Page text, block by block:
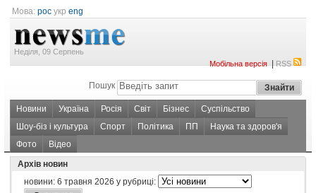
Мова: рос укр eng
Неділя, 09 Серпень
Мобільна версія|RSS
Пошук
Новини Україна Росія Світ Бізнес
Суспільство
Шоу-біз і культура
Спорт Політика ПП
Наука та здоров'я
Фото
Відео
Архів новин
новини: 6 травня 2026 у рубриці: